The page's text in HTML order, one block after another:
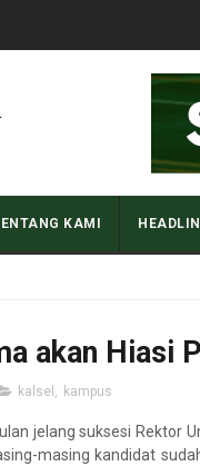
KAMI
akan Hiasi
kalsel , kampus
jelang suksesi Rektor
masing kandidat